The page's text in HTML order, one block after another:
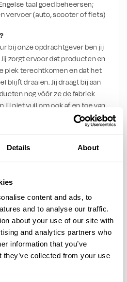
Details About
content and ads, to
and to analyse our traffic.
about your use of our site with
and analytics partners who
information that you’ve
they’ve collected from your use
taal goed beheersen;
vervoer (auto, scooter of fiets)
bij onze opdrachtgever ben jij
zorgt ervoor dat producten en
plek terechtkomen en dat het
blijft draaien. Jij draagt bij aan
nog vóór ze de fabriek
jij niet vuil om ook af en toe van
en fysiek te helpen in het
de opdrachtgever een fijne
magazijn;
en
werkomgeving.
VOOR WARM LOOPT
als jij, dus we weten wat het